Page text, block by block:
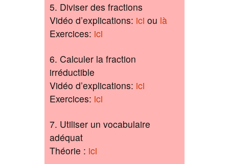
5. Diviser des fractions
Vidéo d’explications: ici ou là
Exercices: ici
6. Calculer la fraction
irréductible
Vidéo d’explications: ici
Exercices: ici
7. Utiliser un vocabulaire
adéquat
Théorie : ici